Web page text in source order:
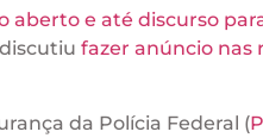
aberto e até discurso
fazer anúncio nas
da Polícia Federal (